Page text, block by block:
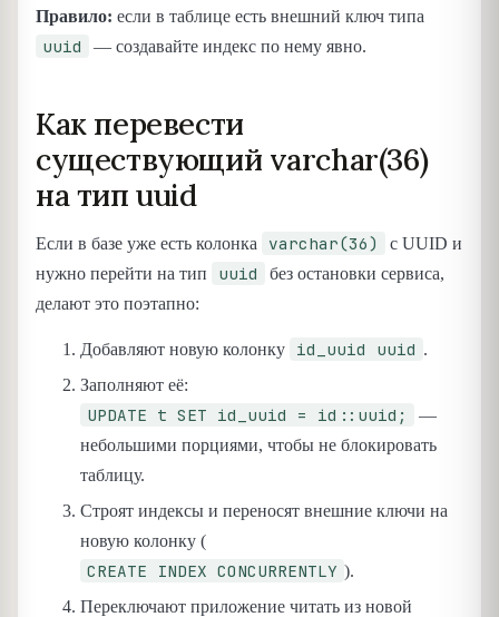
Правило: если в таблице есть внешний ключ типа
uuid — создавайте индекс по нему явно.
Как перевести
существующий varchar(36)
на тип uuid
Если в базе уже есть колонка varchar(36)
с UUID и
нужно перейти на тип
uuid
без остановки сервиса,
делают это поэтапно:
Добавляют новую колонку id_uuid uuid .
Заполняют её:
UPDATE t SET id_uuid = id::uuid;
—
небольшими порциями, чтобы не блокировать
таблицу.
Строят индексы и переносят внешние ключи на
новую колонку (
CREATE INDEX CONCURRENTLY ).
Переключают приложение читать из новой